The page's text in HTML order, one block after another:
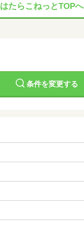
はたらこねっとTOPへ
条件を変更する